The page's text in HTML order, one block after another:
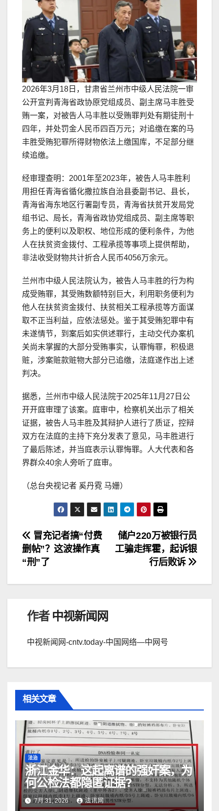
2026年3月18日，甘肃省兰州市中级人民法院一审
公开宣判青海省政协原党组成员、副主席马丰胜受
贿一案，对被告人马丰胜以受贿罪判处有期徒刑十
四年，并处罚金人民币四百万元；对追缴在案的马
丰胜受贿犯罪所得财物依法上缴国库，不足部分继
续追缴。
经审理查明：2001年至2023年，被告人马丰胜利
用担任青海省循化撒拉族自治县委副书记、县长，
青海省海东地区行署副专员，青海省扶贫开发局党
组书记、局长，青海省政协党组成员、副主席等职
务上的便利以及职权、地位形成的便利条件，为他
人在扶贫资金拨付、工程承揽等事项上提供帮助，
非法收受财物共计折合人民币4056万余元。
兰州市中级人民法院认为，被告人马丰胜的行为构
成受贿罪，其受贿数额特别巨大，利用职务便利为
他人在扶贫资金拨付、扶贫相关工程承揽等方面谋
取不正当利益，应依法惩处。鉴于其受贿犯罪中有
未遂情节，到案后如实供述罪行，主动交代办案机
关尚未掌握的大部分受贿事实，认罪悔罪，积极退
赃，涉案赃款赃物大部分已追缴，法庭遂作出上述
判决。
据悉，兰州市中级人民法院于2025年11月27日公
开开庭审理了该案。庭审中，检察机关出示了相关
证据，被告人马丰胜及其辩护人进行了质证，控辩
双方在法庭的主持下充分发表了意见，马丰胜进行
了最后陈述，并当庭表示认罪悔罪。人大代表和各
界群众40余人旁听了庭审。
（总台央视记者 奚丹霓 马姗）
文
章
导
储户220万被银行员
工骗走挥霍，起诉银
行后败诉
冒充记者搞“付费
删帖”？这波操作真
“刑”了
作者 中视新闻网
中视新闻网-cntv.today-中国网络—中网号
相关文章
法治
浙江金华：​这起离谱的强奸案，为
何公检法都隐匿证据?
7月 31, 2026 法讯网